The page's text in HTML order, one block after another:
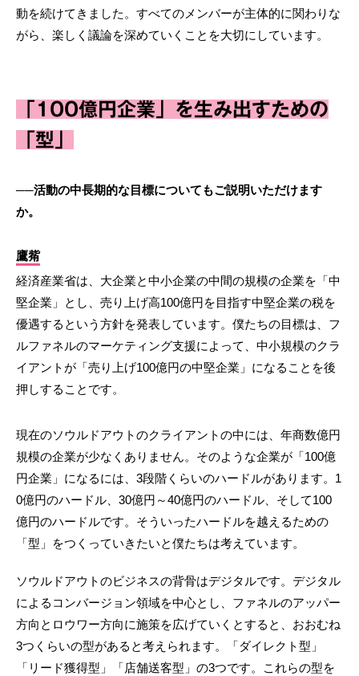
動を続けてきました。すべてのメンバーが主体的に関わりな
がら、楽しく議論を深めていくことを大切にしています。
「100億円企業」を生み出すための
「型」
──活動の中長期的な目標についてもご説明いただけます
か。
鷹觜
経済産業省は、大企業と中小企業の中間の規模の企業を「中
堅企業」とし、売り上げ高100億円を目指す中堅企業の税を
優遇するという方針を発表しています。僕たちの目標は、フ
ルファネルのマーケティング支援によって、中小規模のクラ
イアントが「売り上げ100億円の中堅企業」になることを後
押しすることです。
現在のソウルドアウトのクライアントの中には、年商数億円
規模の企業が少なくありません。そのような企業が「100億
円企業」になるには、3段階くらいのハードルがあります。1
0億円のハードル、30億円～40億円のハードル、そして100
億円のハードルです。そういったハードルを越えるための
「型」をつくっていきたいと僕たちは考えています。
ソウルドアウトのビジネスの背骨はデジタルです。デジタル
によるコンバージョン領域を中心とし、ファネルのアッパー
方向とロウワー方向に施策を広げていくとすると、おおむね
3つくらいの型があると考えられます。「ダイレクト型」
「リード獲得型」「店舗送客型」の3つです。これらの型を